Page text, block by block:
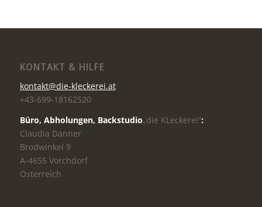
KONTAKT & HILFE
kontakt@die-kleckerei.at
+43-699-18162520
Büro, Abholungen, Backstudio„die KLeckerei“:
Claudia Danner
Brodwinkel 9
A-4655 Vorchdorf
Österreich